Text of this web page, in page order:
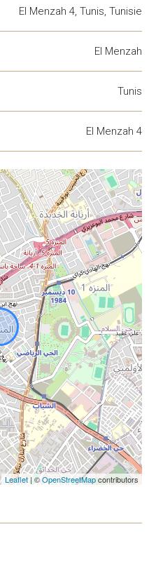
El Menzah 4, Tunis, Tunisie
El Menzah
Tunis
El Menzah 4
Leaflet| ©OpenStreetMapcontributors